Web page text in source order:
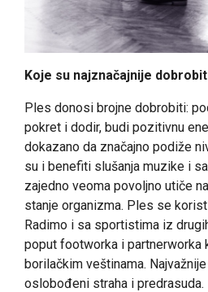
Koje su najznačajnije
Ples donosi brojne dobrobiti:
pokret i dodir, budi pozitivnu
dokazano da značajno podiže
su i benefiti slušanja muzike i
zajedno veoma povoljno utiče
stanje organizma. Ples se
Radimo i sa sportistima iz
poput footworka i partnerworka
borilačkim veštinama.
oslobođeni straha i